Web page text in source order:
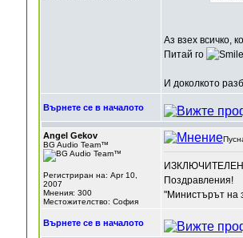
Аз взех всичко,
Питай го
И доколкото
Върнете се в началото
Angel Gekov
BG Audio Team™
Регистриран на: Apr 10,
2007
Мнения: 300
Местожителство: София
ИЗКЛЮЧИТЕЛЕН
Поздравления!
"Министърът на
Върнете се в началото